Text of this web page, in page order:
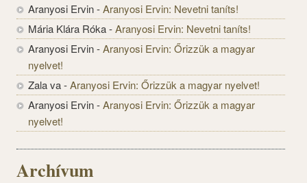
Aranyosi Ervin-Aranyosi Ervin: Nevetni taníts!
Mária Klára Róka-Aranyosi Ervin: Nevetni taníts!
Aranyosi Ervin-Aranyosi Ervin: Őrizzük a magyar
nyelvet!
Zala va-Aranyosi Ervin: Őrizzük a magyar nyelvet!
Aranyosi Ervin-Aranyosi Ervin: Őrizzük a magyar
nyelvet!
Archívum